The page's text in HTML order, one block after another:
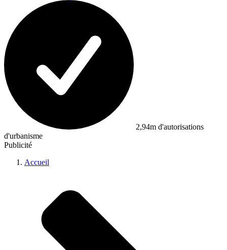
2,94m d'autorisations
d'urbanisme
Publicité
Accueil